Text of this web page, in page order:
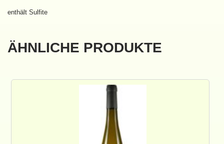
enthält Sulfite
ÄHNLICHE PRODUKTE